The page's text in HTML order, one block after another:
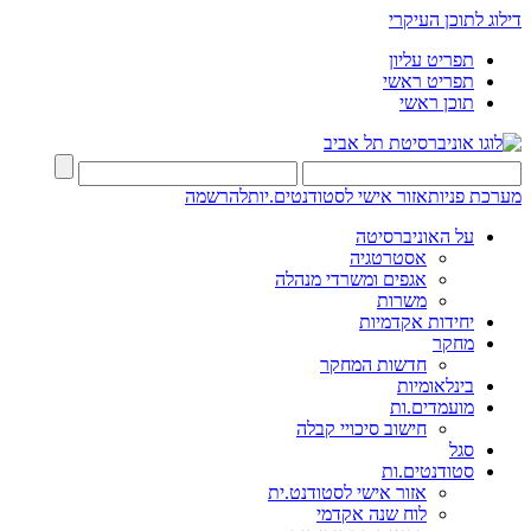
דילוג לתוכן העיקרי
תפריט עליון
תפריט ראשי
תוכן ראשי
מערכת פניותאזור אישי לסטודנטים.יותלהרשמה
על האוניברסיטה
אסטרטגיה
אגפים ומשרדי מנהלה
משרות
יחידות אקדמיות
מחקר
חדשות המחקר
בינלאומיות
מועמדים.ות
חישוב סיכויי קבלה
סגל
סטודנטים.ות
אזור אישי לסטודנט.ית
לוח שנה אקדמי